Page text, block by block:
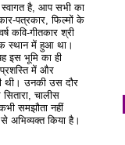
स्वागत है, आप सभी का
पत्रकार, फिल्मों के
कवि-गीतकार श्री
स्थान में हुआ था।
इस भूमि का ही
में और
थी। उनकी उस दौर
चालीस
समझौता नहीं
अभिव्यक्त किया है।